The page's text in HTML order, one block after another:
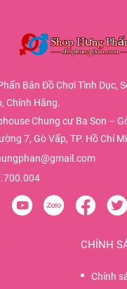
Bán Đồ Chơi Tình Dục,
Chính Hãng.
Chung cư Ba Son –
7, Gò Vấp, TP. Hồ Chí
CHÍNH
Chính